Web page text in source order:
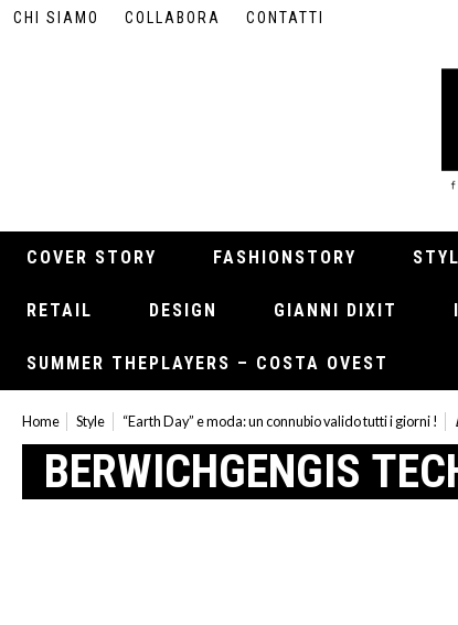
CHI SIAMO COLLABORA CONTATTI
COVER STORY FASHIONSTORY
RETAIL DESIGN GIANNI DIXIT
SUMMER THEPLAYERS – COSTA OVEST
Home Style “Earth Day” e moda: un connubio valido tutti i giorni !
BERWICHGENGIS